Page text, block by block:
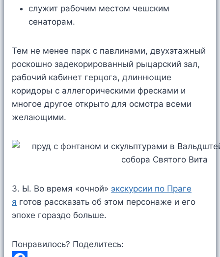
служит рабочим местом чешским
сенаторам.
Тем не менее парк с павлинами, двухэтажный
роскошно задекорированный рыцарский зал,
рабочий кабинет герцога, длиннющие
коридоры с аллегорическими фресками и
многое другое открыто для осмотра всеми
желающими.
З. Ы. Во время «очной» экскурсии по Праге
я готов рассказать об этом персонаже и его
эпохе гораздо больше.
Понравилось? Поделитесь: